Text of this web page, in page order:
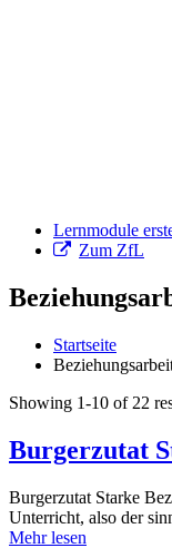
Lernmodule
Zum ZfL
Startseite
Showing 1-10 of 22
Burgerzutat
Burgerzutat Starke
Unterricht, also der
Mehr lesen